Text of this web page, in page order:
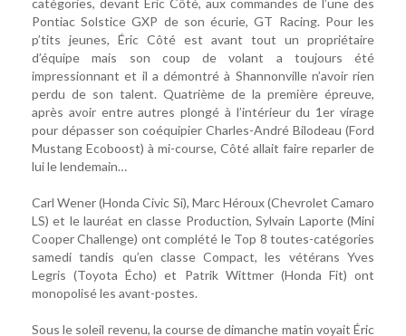
catégories, devant Éric Côté, aux commandes de l’une des
Pontiac Solstice GXP de son écurie, GT Racing. Pour les
p’tits jeunes, Éric Côté est avant tout un propriétaire
d’équipe mais son coup de volant a toujours été
impressionnant et il a démontré à Shannonville n’avoir rien
perdu de son talent. Quatrième de la première épreuve,
après avoir entre autres plongé à l’intérieur du 1er virage
pour dépasser son coéquipier Charles-André Bilodeau (Ford
Mustang Ecoboost) à mi-course, Côté allait faire reparler de
lui le lendemain…
Carl Wener (Honda Civic Si), Marc Héroux (Chevrolet Camaro
LS) et le lauréat en classe Production, Sylvain Laporte (Mini
Cooper Challenge) ont complété le Top 8 toutes-catégories
samedi tandis qu’en classe Compact, les vétérans Yves
Legris (Toyota Écho) et Patrik Wittmer (Honda Fit) ont
monopolisé les avant-postes.
Sous le soleil revenu, la course de dimanche matin voyait Éric